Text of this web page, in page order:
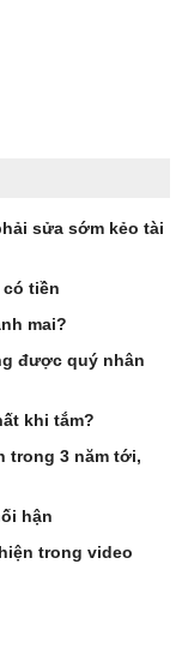
sửa sớm kẻo tài
tiền
mai?
được quý nhân
khi tắm?
trong 3 năm tới,
hận
trong video